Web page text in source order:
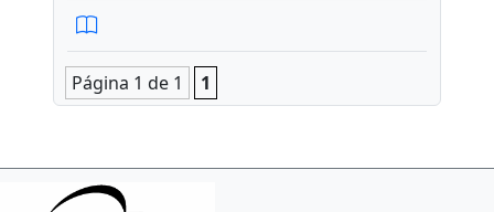
Página 1 de 1 1